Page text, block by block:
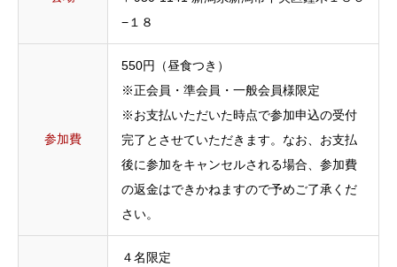
−１８
参加費
550円（昼食つき）
※正会員・準会員・一般会員様限定
※お支払いただいた時点で参加申込の受付
完了とさせていただきます。なお、お支払
後に参加をキャンセルされる場合、参加費
の返金はできかねますので予めご了承くだ
さい。
４名限定